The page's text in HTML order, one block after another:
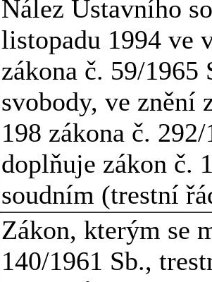
Nález Ústavního
listopadu 1994 ve
zákona č. 59/
svobody, ve znění
198 zákona č.
doplňuje zákon č.
soudním (trestní
Zákon, kterým se
140/1961 Sb.,